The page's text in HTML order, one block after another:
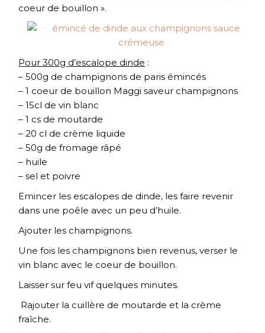
coeur de bouillon ».
Pour 300g d’escalope dinde :
– 500g de champignons de paris émincés
– 1 coeur de bouillon Maggi saveur champignons
– 15cl de vin blanc
– 1 cs de moutarde
– 20 cl de crème liquide
– 50g de fromage râpé
– huile
– sel et poivre
Emincer les escalopes de dinde, les faire revenir
dans une poêle avec un peu d’huile.
Ajouter les champignons.
Une fois les champignons bien revenus, verser le
vin blanc avec le coeur de bouillon.
Laisser sur feu vif quelques minutes.
Rajouter la cuillère de moutarde et la crème
fraîche.